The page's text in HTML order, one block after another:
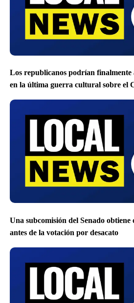
Los republicanos podrían
en la última guerra cultural sobre el
Una subcomisión del Senado obtiene
antes de la votación por desacato